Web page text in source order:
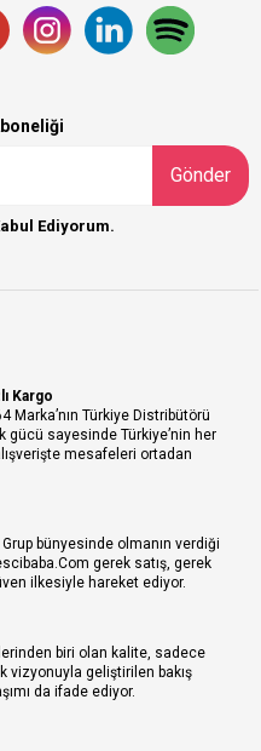
Gönder
Ediyorum.
Kargo
Marka’nın Türkiye Distribütörü
gücü sayesinde Türkiye’nin her
mesafeleri ortadan
bünyesinde olmanın verdiği
gerek satış, gerek
ilkesiyle hareket ediyor.
biri olan kalite, sadece
vizyonuyla geliştirilen bakış
da ifade ediyor.